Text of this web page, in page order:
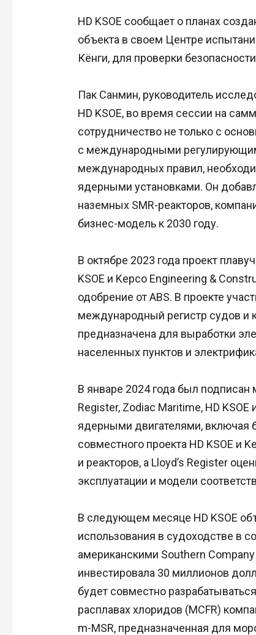
HD KSOE сообщает о планах
объекта в своем Центре
Кёнги, для проверки
Пак Санмин, руководитель
HD KSOE, во время сессии на
сотрудничество не только с
с международными
международных правил,
ядерными установками. Он
наземных SMR-реакторов,
бизнес-модель к 2030 году.
В октябре 2023 года проект
KSOE и Kepco Engineering &
одобрение от ABS. В проекте
международный регистр судов и
предназначена для выработки
населенных пунктов и
В январе 2024 года был
Register, Zodiac Maritime, HD
ядерными двигателями, включая
совместного проекта HD KSOE и
и реакторов, а Lloyd’s Register
эксплуатации и модели
В следующем месяце HD KSOE
использования в судоходстве в
американскими Southern
инвестировала 30 миллионов
будет совместно
расплавах хлоридов (MCFR)
m-MSR, предназначенная для